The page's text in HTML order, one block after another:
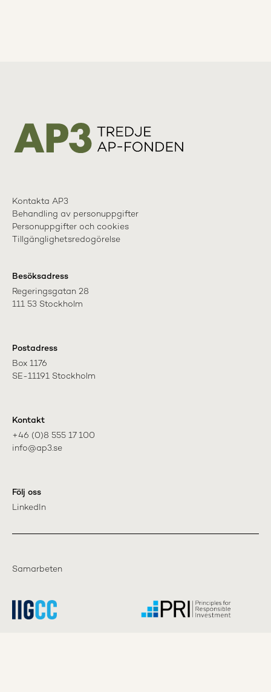
Kontakta AP3
Behandling av personuppgifter
Personuppgifter och cookies
Tillgänglighetsredogörelse
Besöksadress
Regeringsgatan 28
111 53 Stockholm
Postadress
Box 1176
SE-11191 Stockholm
Kontakt
+46 (0)8 555 17 100
info@ap3.se
Följ oss
LinkedIn
Samarbeten